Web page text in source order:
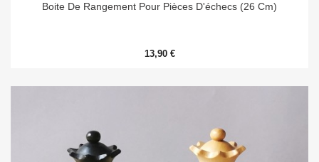
Boite De Rangement Pour Pièces D'échecs (26 Cm)
13,90 €